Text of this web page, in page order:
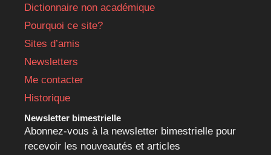
Dictionnaire non académique
Pourquoi ce site?
Sites d’amis
Newsletters
Me contacter
Historique
Newsletter bimestrielle
Abonnez-vous à la newsletter bimestrielle pour
recevoir les nouveautés et articles